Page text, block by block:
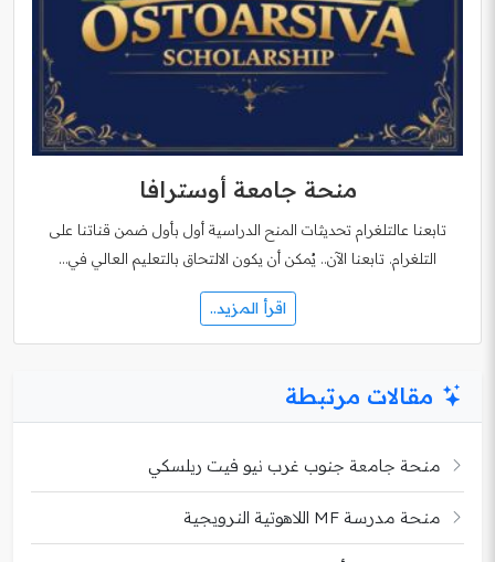
منحة جامعة أوسترافا
تابعنا عالتلغرام تحديثات المنح الدراسية أول بأول ضمن قناتنا على
التلغرام. تابعنا الآن.. يُمكن أن يكون الالتحاق بالتعليم العالي في…
اقرأ المزيد..
مقالات مرتبطة
منحة جامعة جنوب غرب نيو فيت ريلسكي
منحة مدرسة MF اللاهوتية النرويجية